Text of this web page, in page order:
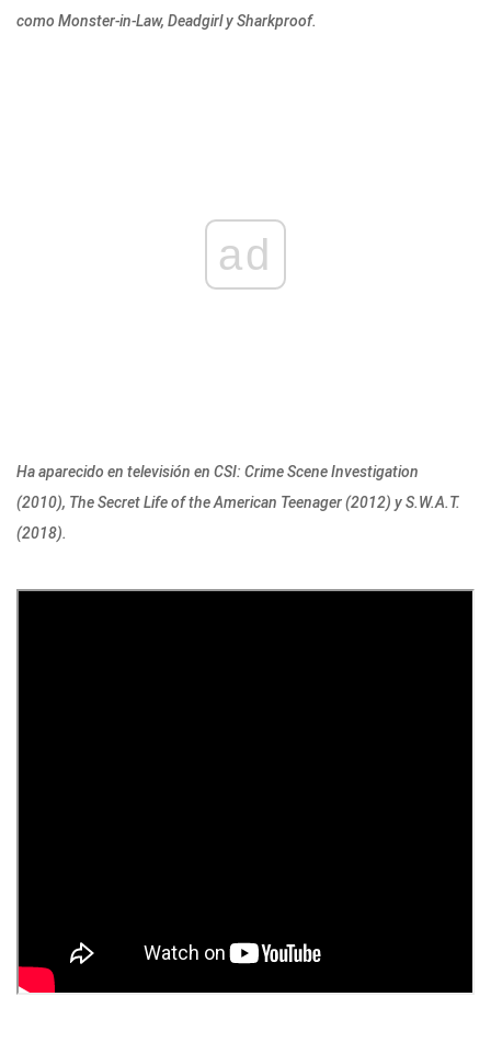
como Monster-in-Law, Deadgirl y Sharkproof.
ad
Ha aparecido en televisión en CSI: Crime Scene Investigation
(2010), The Secret Life of the American Teenager (2012) y S.W.A.T.
(2018).